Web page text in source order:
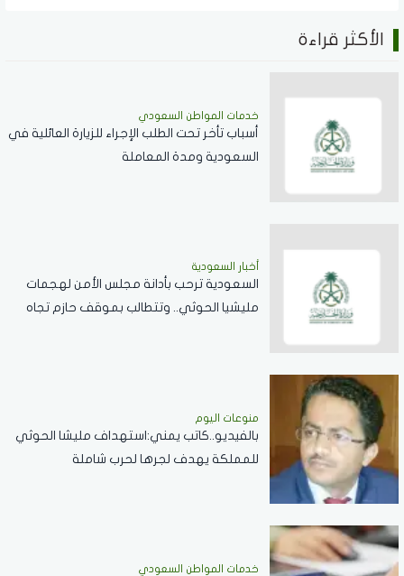
الأكثر قراءة
خدمات المواطن السعودي
أسباب تأخر تحت الطلب الإجراء للزيارة العائلية في
السعودية ومدة المعاملة
أخبار السعودية
السعودية ترحب بأدانة مجلس الأمن لهجمات
مليشيا الحوثي.. وتتطالب بموقف حازم تجاه
منوعات اليوم
بالفيديو..كاتب يمني:استهداف مليشا الحوثي
للمملكة يهدف لجرها لحرب شاملة
خدمات المواطن السعودي